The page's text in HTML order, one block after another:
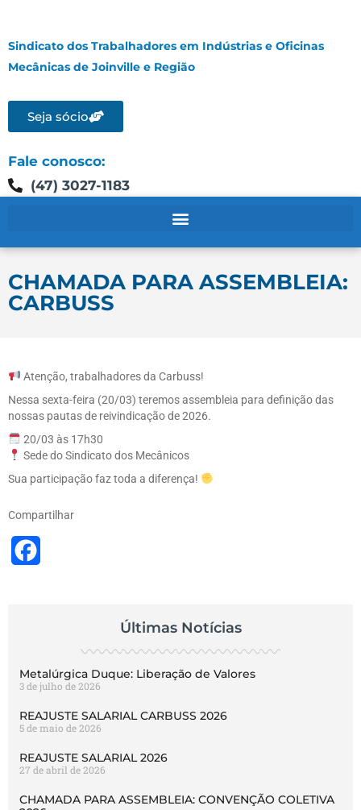
Sindicato dos Trabalhadores em Indústrias e Oficinas
Mecânicas de Joinville e Região
Seja sócio
Fale conosco:
(47) 3027-1183
CHAMADA PARA ASSEMBLEIA:
CARBUSS
Atenção, trabalhadores da Carbuss!
Nessa sexta-feira (20/03) teremos assembleia para definição das
nossas pautas de reivindicação de 2026.
20/03 às 17h30
Sede do Sindicato dos Mecânicos
Sua participação faz toda a diferença!
Compartilhar
Últimas Notícias
Metalúrgica Duque: Liberação de Valores
3 de julho de 2026
REAJUSTE SALARIAL CARBUSS 2026
5 de maio de 2026
REAJUSTE SALARIAL 2026
27 de abril de 2026
CHAMADA PARA ASSEMBLEIA: CONVENÇÃO COLETIVA